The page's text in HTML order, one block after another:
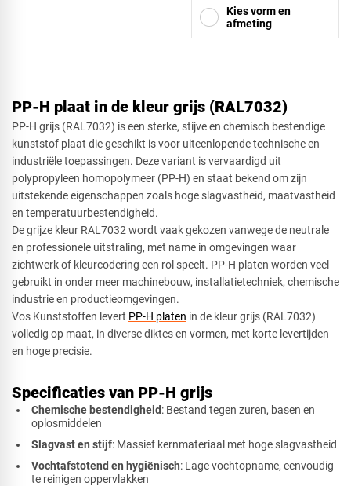
Kies vorm en
afmeting
Driehoek
Rechthoek
Afsnede
PP-H plaat in de kleur grijs (RAL7032)
PP-H grijs (RAL7032) is een sterke, stijve en chemisch bestendige
kunststof plaat die geschikt is voor uiteenlopende technische en
industriële toepassingen. Deze variant is vervaardigd uit
polypropyleen homopolymeer (PP-H) en staat bekend om zijn
uitstekende eigenschappen zoals hoge slagvastheid, maatvastheid
en temperatuurbestendigheid.
De grijze kleur RAL7032 wordt vaak gekozen vanwege de neutrale
en professionele uitstraling, met name in omgevingen waar
zichtwerk of kleurcodering een rol speelt. PP-H platen worden veel
gebruikt in onder meer machinebouw, installatietechniek, chemische
industrie en productieomgevingen.
Vos Kunststoffen levert PP-H platen in de kleur grijs (RAL7032)
volledig op maat, in diverse diktes en vormen, met korte levertijden
en hoge precisie.
Specificaties van PP-H grijs
Chemische bestendigheid: Bestand tegen zuren, basen en
oplosmiddelen
Slagvast en stijf: Massief kernmateriaal met hoge slagvastheid
Vochtafstotend en hygiënisch: Lage vochtopname, eenvoudig
te reinigen oppervlakken